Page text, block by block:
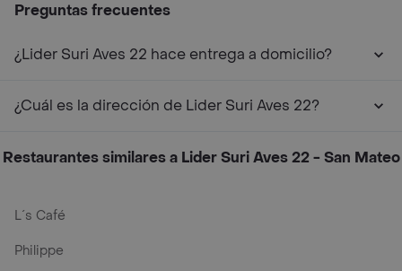
Preguntas frecuentes
¿Lider Suri Aves 22 hace entrega a domicilio?
¿Cuál es la dirección de Lider Suri Aves 22?
Restaurantes similares a Lider Suri Aves 22 - San Mateo
L´s Café
Philippe